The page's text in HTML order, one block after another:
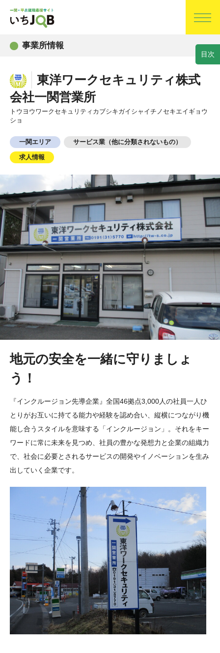
事業所情報
目 次
東洋ワークセキュリティ株式
会社一関営業所
トウヨウワークセキュリティカブシキガイシャイチノセキエイギョウ
ショ
一関エリア サービス業（他に分類されないもの）
求人情報
地元の安全を一緒に守りましょ
う！
『インクルージョン先導企業』全国46拠点3,000人の社員一人ひ
とりがお互いに持てる能力や経験を認め合い、縦横につながり機
能し合うスタイルを意味する「インクルージョン」。それをキー
ワードに常に未来を見つめ、社員の豊かな発想力と企業の組織力
で、社会に必要とされるサービスの開発やイノベーションを生み
出していく企業です。